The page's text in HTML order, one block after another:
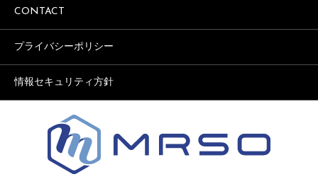
CONTACT
プライバシーポリシー
情報セキュリティ方針